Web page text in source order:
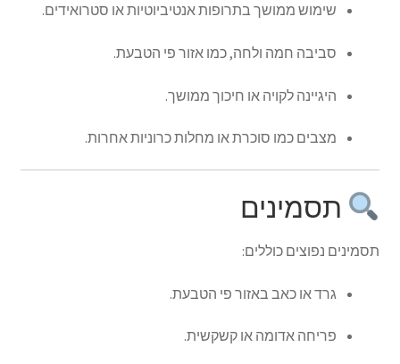
שימוש ממושך בתרופות אנטיביוטיות או סטרואידים.
סביבה חמה ולחה, כמו אזור פי הטבעת.
היגיינה לקויה או חיכוך ממושך.
מצבים כמו סוכרת או מחלות כרוניות אחרות.
תסמינים
תסמינים נפוצים כוללים:
גרד או כאב באזור פי הטבעת.
פריחה אדומה או קשקשית.